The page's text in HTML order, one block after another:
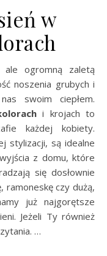
w
noszenia grubych i
swoim ciepłem.
i krojach to
każdej kobiety.
stylizacji, są idealne
z domu, które
się dosłownie
ramoneskę czy dużą,
już najgorętsze
Jeżeli Ty również
…